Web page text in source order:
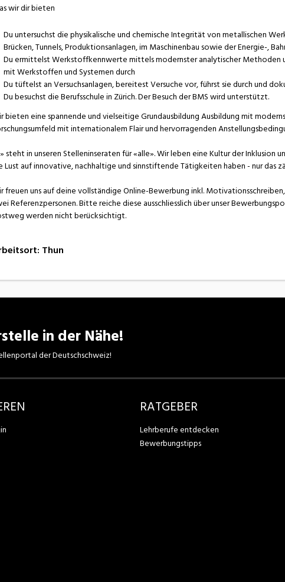
wir dir bieten
Du untersuchst die physikalische und chemische Integrität von metallischen
Brücken, Tunnels, Produktionsanlagen, im Maschinenbau sowie der Energie-,
Du ermittelst Werkstoffkennwerte mittels modernster analytischer Methoden
mit Werkstoffen und Systemen durch
Du tüftelst an Versuchsanlagen, bereitest Versuche vor, führst sie durch und
Du besuchst die Berufsschule in Zürich. Der Besuch der BMS wird unterstützt.
bieten eine spannende und vielseitige Grundausbildung Ausbildung mit
mit internationalem Flair und hervorragenden
steht in unseren Stelleninseraten für «alle». Wir leben eine Kultur der Inklusion
Lust auf innovative, nachhaltige und sinnstiftende Tätigkeiten haben - nur das
freuen uns auf deine vollständige Online-Bewerbung inkl.
Referenzpersonen. Bitte reiche diese ausschliesslich über unser
werden nicht berücksichtigt.
: Thun
in der Nähe!
der Deutschschweiz!
RATGEBER
Lehrberufe entdecken
Bewerbungstipps